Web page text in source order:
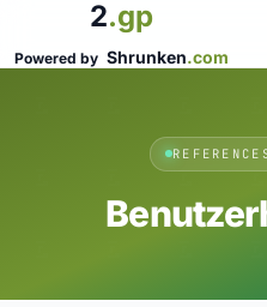
2.gp
Powered by Shrunken.com